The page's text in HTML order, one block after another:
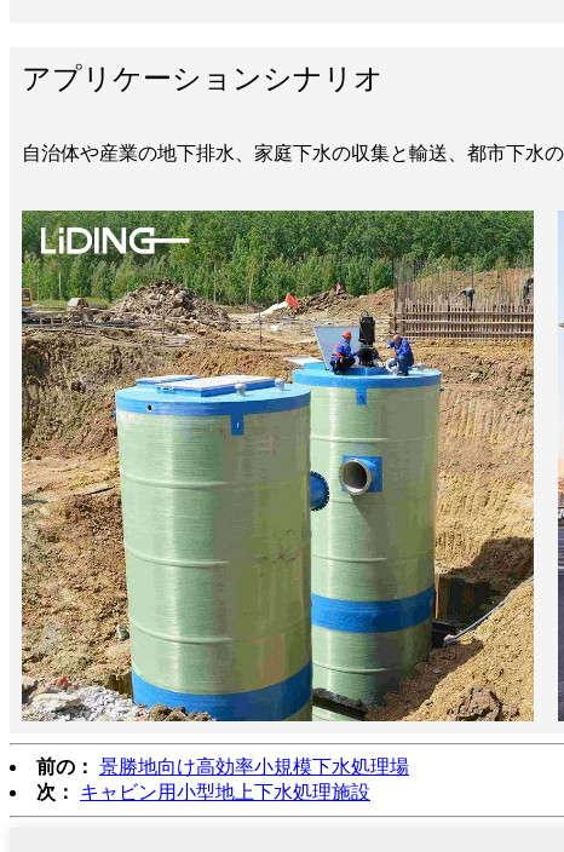
アプリケーションシナリオ
自治体や産業の地下排水、家庭下水の収集と輸送、都市下水
前の： 景勝地向け高効率小規模下水処理場
次：
キャビン用小型地上下水処理施設